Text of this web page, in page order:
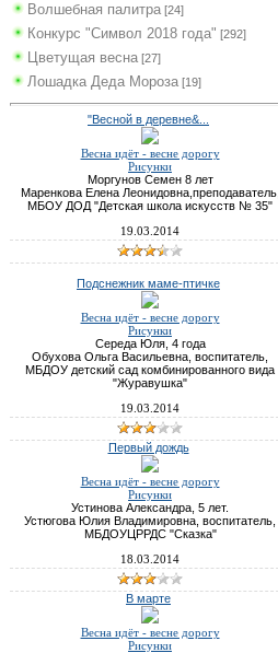
Волшебная палитра [24]
Конкурс "Символ 2018 года" [292]
Цветущая весна [27]
Лошадка Деда Мороза [19]
"Весной в деревне&...
Весна идёт - весне дорогу
Рисунки
Моргунов Семен 8 лет
Маренкова Елена Леонидовна,преподаватель,
МБОУ ДОД "Детская школа искусств № 35"
19.03.2014
Подснежник маме-птичке
Весна идёт - весне дорогу
Рисунки
Середа Юля, 4 года
Обухова Ольга Васильевна, воспитатель,
МБДОУ детский сад комбинированного вида
"Журавушка"
19.03.2014
Первый дождь
Весна идёт - весне дорогу
Рисунки
Устинова Александра, 5 лет.
Устюгова Юлия Владимировна, воспитатель,
МБДОУЦРРДС "Сказка"
18.03.2014
В марте
Весна идёт - весне дорогу
Рисунки